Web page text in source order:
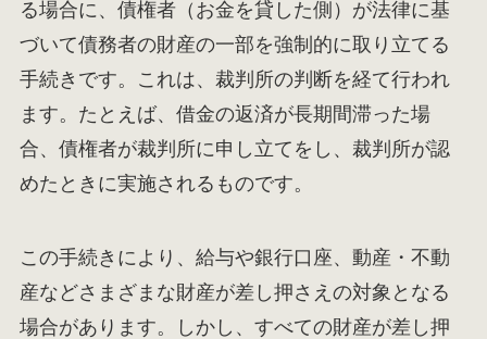
る場合に、債権者（お金を貸した側）が法律に基
づいて債務者の財産の一部を強制的に取り立てる
手続きです。これは、裁判所の判断を経て行われ
ます。たとえば、借金の返済が長期間滞った場
合、債権者が裁判所に申し立てをし、裁判所が認
めたときに実施されるものです。
この手続きにより、給与や銀行口座、動産・不動
産などさまざまな財産が差し押さえの対象となる
場合があります。しかし、すべての財産が差し押